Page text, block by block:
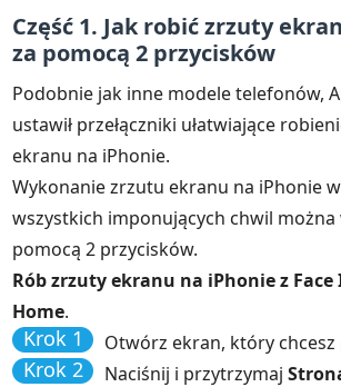
Część 1. Jak robić zrzuty
za pomocą 2 przycisków
Podobnie jak inne modele telefonów,
ustawił przełączniki ułatwiające
ekranu na iPhonie.
Wykonanie zrzutu ekranu na iPhonie
wszystkich imponujących chwil można
pomocą 2 przycisków.
Rób zrzuty ekranu na iPhonie z Face
Home.
Krok 1 Otwórz ekran, który chcesz
Krok 2 Naciśnij i przytrzymaj